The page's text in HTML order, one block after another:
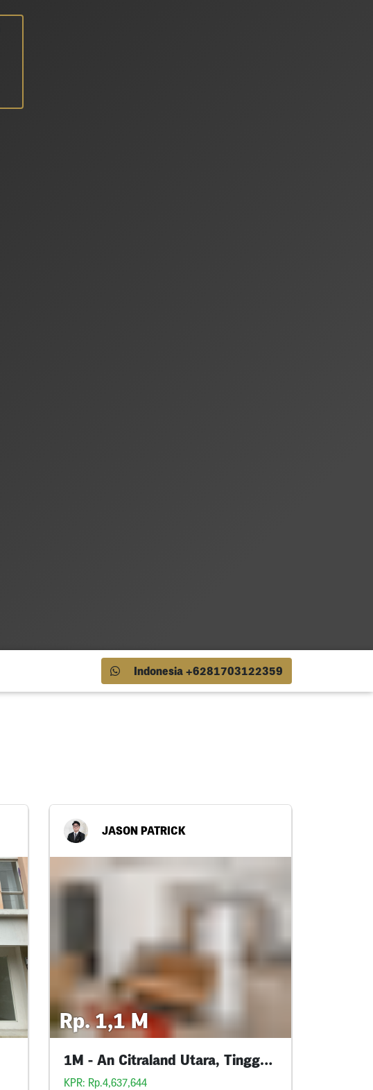
Indonesia +6281703122359
JASON PATRICK
Rp. 1,1 M
1M - An Citraland Utara, Tinggal Masuk
KPR: Rp.4,637,644